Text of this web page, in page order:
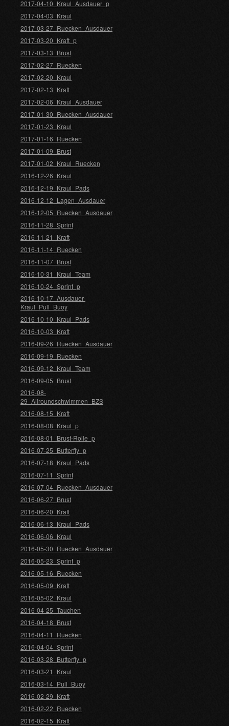
2017-04-10_Kraul_Ausdauer_p
2017-04-03_Kraul
2017-03-27_Ruecken_Ausdauer
2017-03-20_Kraft_p
2017-03-13_Brust
2017-02-27_Ruecken
2017-02-20_Kraul
2017-02-13_Kraft
2017-02-06_Kraul_Ausdauer
2017-01-30_Ruecken_Ausdauer
2017-01-23_Kraul
2017-01-16_Ruecken
2017-01-09_Brust
2017-01-02_Kraul_Ruecken
2016-12-26_Kraul
2016-12-19_Kraul_Pads
2016-12-12_Lagen_Ausdauer
2016-12-05_Ruecken_Ausdauer
2016-11-28_Sprint
2016-11-21_Kraft
2016-11-14_Ruecken
2016-11-07_Brust
2016-10-31_Kraul_Team
2016-10-24_Sprint_p
2016-10-17_Ausdauer-
Kraul_Pull_Buoy
2016-10-10_Kraul_Pads
2016-10-03_Kraft
2016-09-26_Ruecken_Ausdauer
2016-09-19_Ruecken
2016-09-12_Kraul_Team
2016-09-05_Brust
2016-08-
29_Allroundschwimmen_BZS
2016-08-15_Kraft
2016-08-08_Kraul_p
2016-08-01_Brust-Rolle_p
2016-07-25_Butterfly_p
2016-07-18_Kraul_Pads
2016-07-11_Sprint
2016-07-04_Ruecken_Ausdauer
2016-06-27_Brust
2016-06-20_Kraft
2016-06-13_Kraul_Pads
2016-06-06_Kraul
2016-05-30_Ruecken_Ausdauer
2016-05-23_Sprint_p
2016-05-16_Ruecken
2016-05-09_Kraft
2016-05-02_Kraul
2016-04-25_Tauchen
2016-04-18_Brust
2016-04-11_Ruecken
2016-04-04_Sprint
2016-03-28_Butterfly_p
2016-03-21_Kraul
2016-03-14_Pull_Buoy
2016-02-29_Kraft
2016-02-22_Ruecken
2016-02-15_Kraft